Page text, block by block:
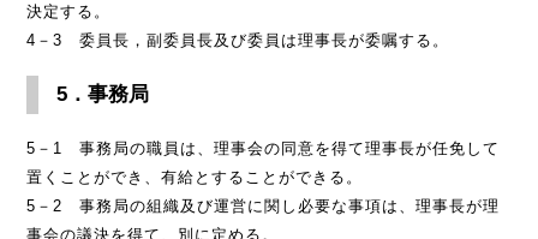
決定する。
4－3 委員長，副委員長及び委員は理事長が委嘱する。
5．事務局
5－1 事務局の職員は、理事会の同意を得て理事長が任免して
置くことができ、有給とすることができる。
5－2 事務局の組織及び運営に関し必要な事項は、理事長が理
事会の議決を得て、別に定める。